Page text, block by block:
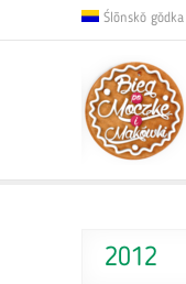
Ślōnskŏ gŏdka
2012